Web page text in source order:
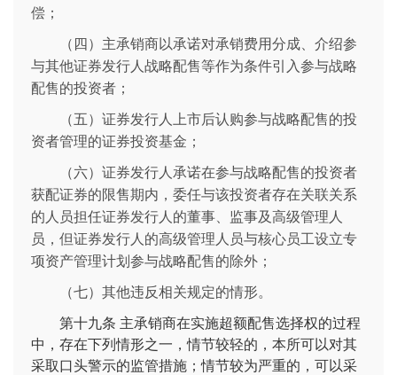
偿；
（四）主承销商以承诺对承销费用分成、介绍参
与其他证券发行人战略配售等作为条件引入参与战略
配售的投资者；
（五）证券发行人上市后认购参与战略配售的投
资者管理的证券投资基金；
（六）证券发行人承诺在参与战略配售的投资者
获配证券的限售期内，委任与该投资者存在关联关系
的人员担任证券发行人的董事、监事及高级管理人
员，但证券发行人的高级管理人员与核心员工设立专
项资产管理计划参与战略配售的除外；
（七）其他违反相关规定的情形。
第十九条 主承销商在实施超额配售选择权的过程
中，存在下列情形之一，情节较轻的，本所可以对其
采取口头警示的监管措施；情节较为严重的，可以采